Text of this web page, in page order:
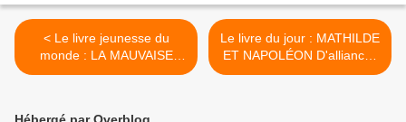
< Le livre jeunesse du
monde : LA MAUVAISE
MINE DU PÈRE CRAYON
Le livre du jour : MATHILDE
ET NAPOLÉON D'alliances
en trahisons >